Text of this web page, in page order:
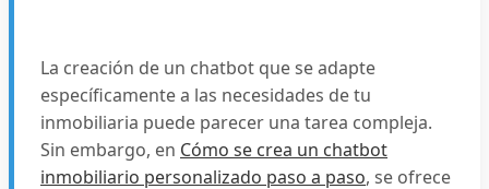
La creación de un chatbot que se adapte
específicamente a las necesidades de tu
inmobiliaria puede parecer una tarea compleja.
Sin embargo, en Cómo se crea un chatbot
inmobiliario personalizado paso a paso, se ofrece